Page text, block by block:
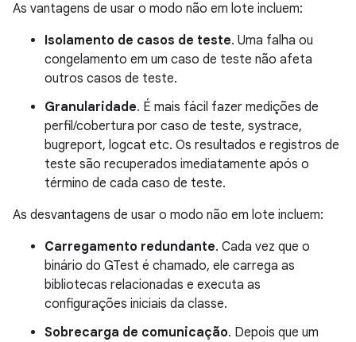
As vantagens de usar o modo não em lote incluem:
Isolamento de casos de teste. Uma falha ou
congelamento em um caso de teste não afeta
outros casos de teste.
Granularidade. É mais fácil fazer medições de
perfil/cobertura por caso de teste, systrace,
bugreport, logcat etc. Os resultados e registros de
teste são recuperados imediatamente após o
término de cada caso de teste.
As desvantagens de usar o modo não em lote incluem:
Carregamento redundante. Cada vez que o
binário do GTest é chamado, ele carrega as
bibliotecas relacionadas e executa as
configurações iniciais da classe.
Sobrecarga de comunicação. Depois que um